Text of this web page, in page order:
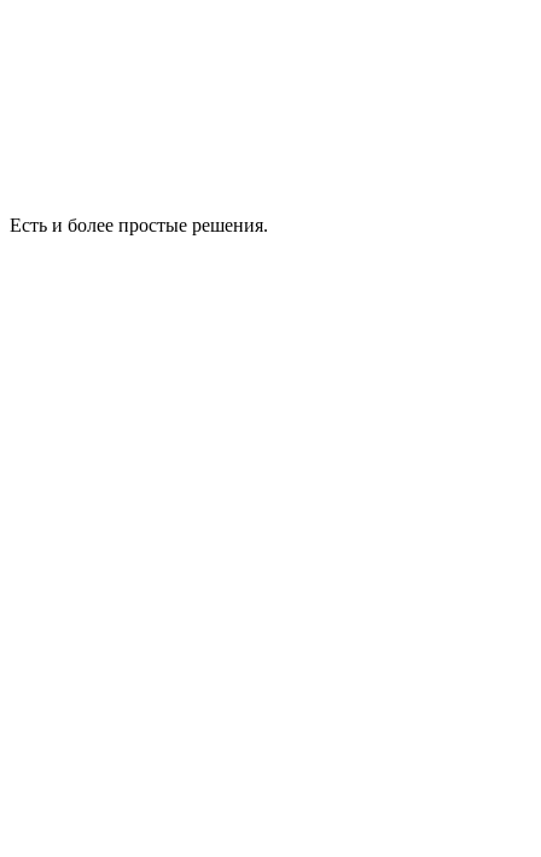
Есть и более простые решения.